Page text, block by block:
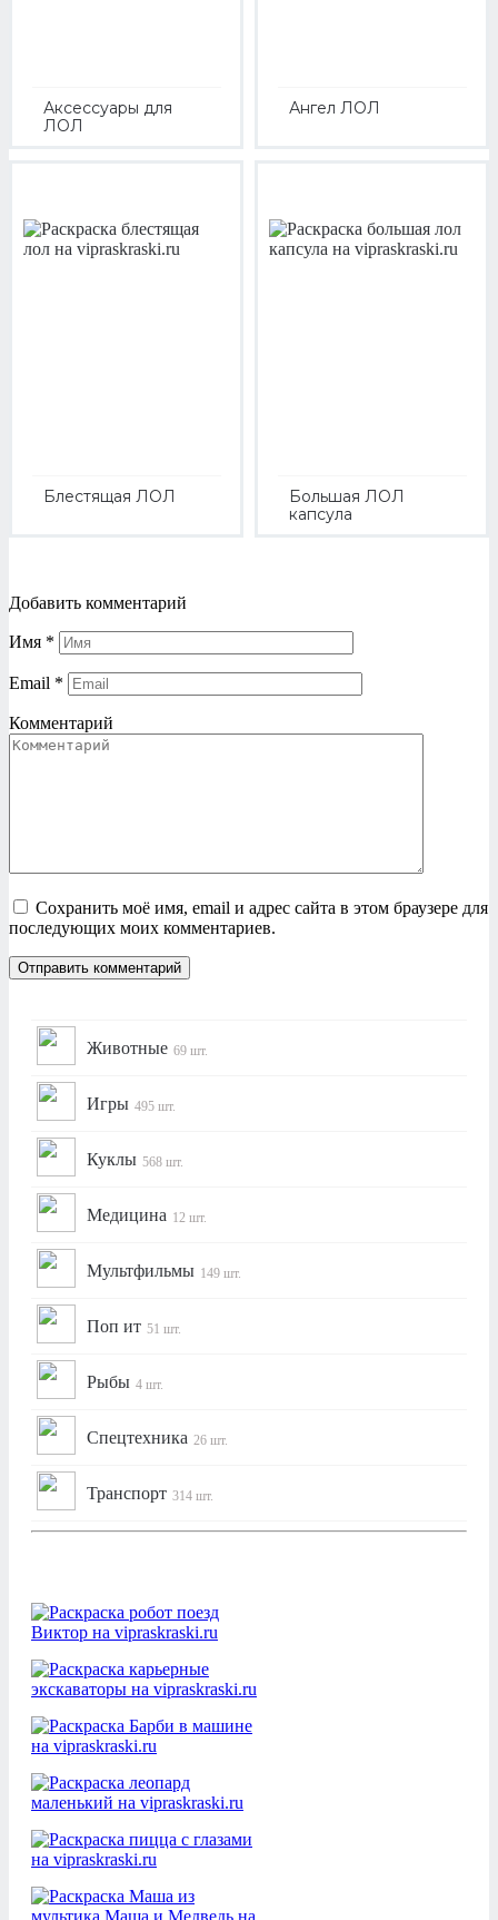
Аксессуары для
ЛОЛ
Ангел ЛОЛ
Блестящая ЛОЛ
Большая ЛОЛ
капсула
Добавить комментарий
Имя *
Email *
Комментарий
Сохранить моё имя, email и адрес сайта в этом браузере для
последующих моих комментариев.
Животные 69 шт.
Игры 495 шт.
Куклы 568 шт.
Медицина 12 шт.
Мультфильмы 149 шт.
Поп ит 51 шт.
Рыбы 4 шт.
Спецтехника 26 шт.
Транспорт 314 шт.